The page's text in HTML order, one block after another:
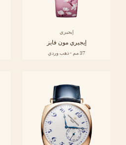
إيجيري
إيجيري مون فايز
37 مم - ذهب وردي